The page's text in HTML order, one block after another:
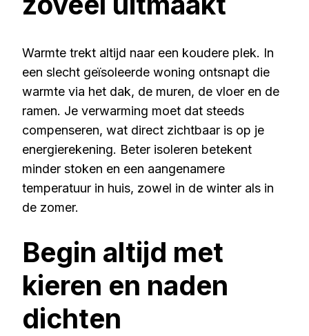
Warmte trekt altijd naar een koudere plek. In
een slecht geïsoleerde woning ontsnapt die
warmte via het dak, de muren, de vloer en de
ramen. Je verwarming moet dat steeds
compenseren, wat direct zichtbaar is op je
energierekening. Beter isoleren betekent
minder stoken en een aangenamere
temperatuur in huis, zowel in de winter als in
de zomer.
Begin altijd met
kieren en naden
dichten